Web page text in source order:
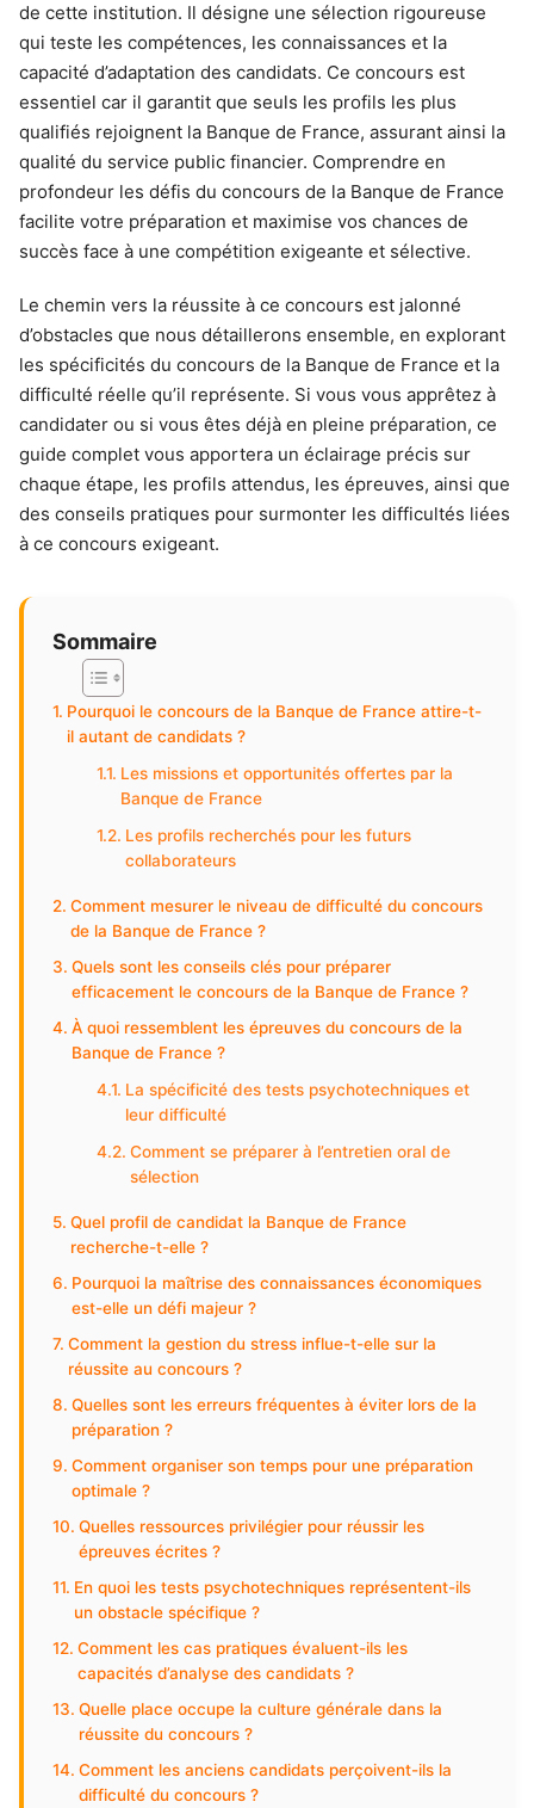
de cette institution. Il désigne une sélection rigoureuse
qui teste les compétences, les connaissances et la
capacité d’adaptation des candidats. Ce concours est
essentiel car il garantit que seuls les profils les plus
qualifiés rejoignent la Banque de France, assurant ainsi la
qualité du service public financier. Comprendre en
profondeur les défis du concours de la Banque de France
facilite votre préparation et maximise vos chances de
succès face à une compétition exigeante et sélective.
Le chemin vers la réussite à ce concours est jalonné
d’obstacles que nous détaillerons ensemble, en explorant
les spécificités du concours de la Banque de France et la
difficulté réelle qu’il représente. Si vous vous apprêtez à
candidater ou si vous êtes déjà en pleine préparation, ce
guide complet vous apportera un éclairage précis sur
chaque étape, les profils attendus, les épreuves, ainsi que
des conseils pratiques pour surmonter les difficultés liées
à ce concours exigeant.
Sommaire
Pourquoi le concours de la Banque de France attire-t-
il autant de candidats ?
Les missions et opportunités offertes par la
Banque de France
Les profils recherchés pour les futurs
collaborateurs
Comment mesurer le niveau de difficulté du concours
de la Banque de France ?
Quels sont les conseils clés pour préparer
efficacement le concours de la Banque de France ?
À quoi ressemblent les épreuves du concours de la
Banque de France ?
La spécificité des tests psychotechniques et
leur difficulté
Comment se préparer à l’entretien oral de
sélection
Quel profil de candidat la Banque de France
recherche-t-elle ?
Pourquoi la maîtrise des connaissances économiques
est-elle un défi majeur ?
Comment la gestion du stress influe-t-elle sur la
réussite au concours ?
Quelles sont les erreurs fréquentes à éviter lors de la
préparation ?
Comment organiser son temps pour une préparation
optimale ?
Quelles ressources privilégier pour réussir les
épreuves écrites ?
En quoi les tests psychotechniques représentent-ils
un obstacle spécifique ?
Comment les cas pratiques évaluent-ils les
capacités d’analyse des candidats ?
Quelle place occupe la culture générale dans la
réussite du concours ?
Comment les anciens candidats perçoivent-ils la
difficulté du concours ?